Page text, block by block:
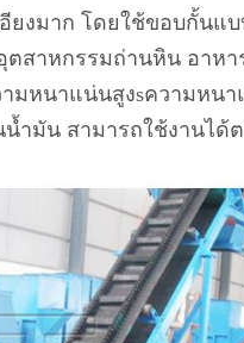
มาก โดยใช้ขอบกั้นแ
าหกรรมถ่านหิน อาหา
มหนาแน่นสูงsความหนา
มัน สามารถใช้งานได้